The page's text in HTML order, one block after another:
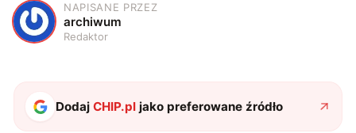
A
NAPISANE PRZEZ
archiwum
Redaktor
DodajCHIP.pl jako preferowane źródło